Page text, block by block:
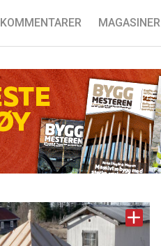
KOMMENTARER MAGASINER